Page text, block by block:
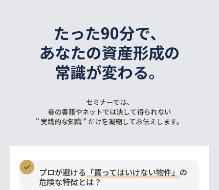
たった90分で、
あなたの資産形成の
常識が変わる。
セミナーでは、
巷の書籍やネットでは決して得られない
" 実践的な知識 " だけを凝縮してお伝えします。
プロが避ける 「買ってはいけない物件」 の
危険な特徴とは？